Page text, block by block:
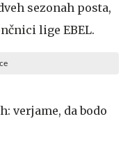
sezonah posta,
lige EBEL.
verjame, da bodo